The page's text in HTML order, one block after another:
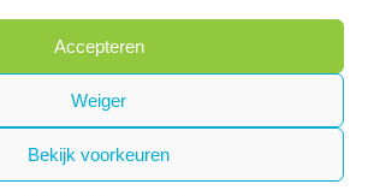
Accepteren
Weiger
Bekijk voorkeuren